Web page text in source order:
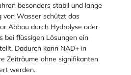
besonders stabil und lange
von Wasser schützt das
Abbau durch Hydrolyse oder
bei flüssigen Lösungen ein
Dadurch kann NAD+ in
Zeiträume ohne signifikanten
werden.